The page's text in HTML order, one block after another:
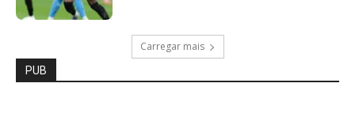
Carregar mais
PUB